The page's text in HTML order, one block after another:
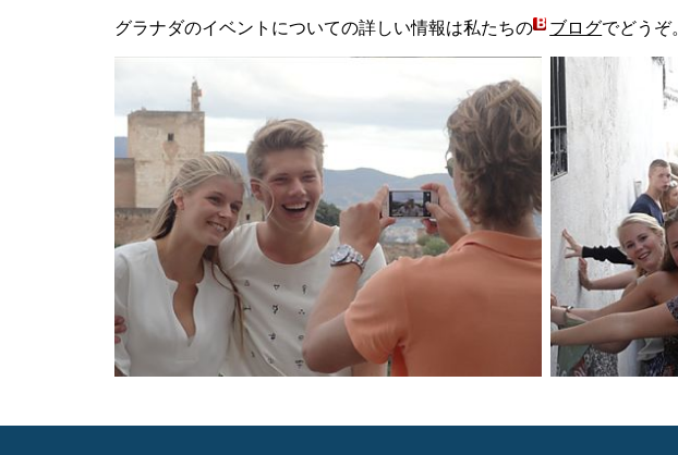
グラナダのイベントについての詳しい情報は私たちの
ブログでどうぞ。